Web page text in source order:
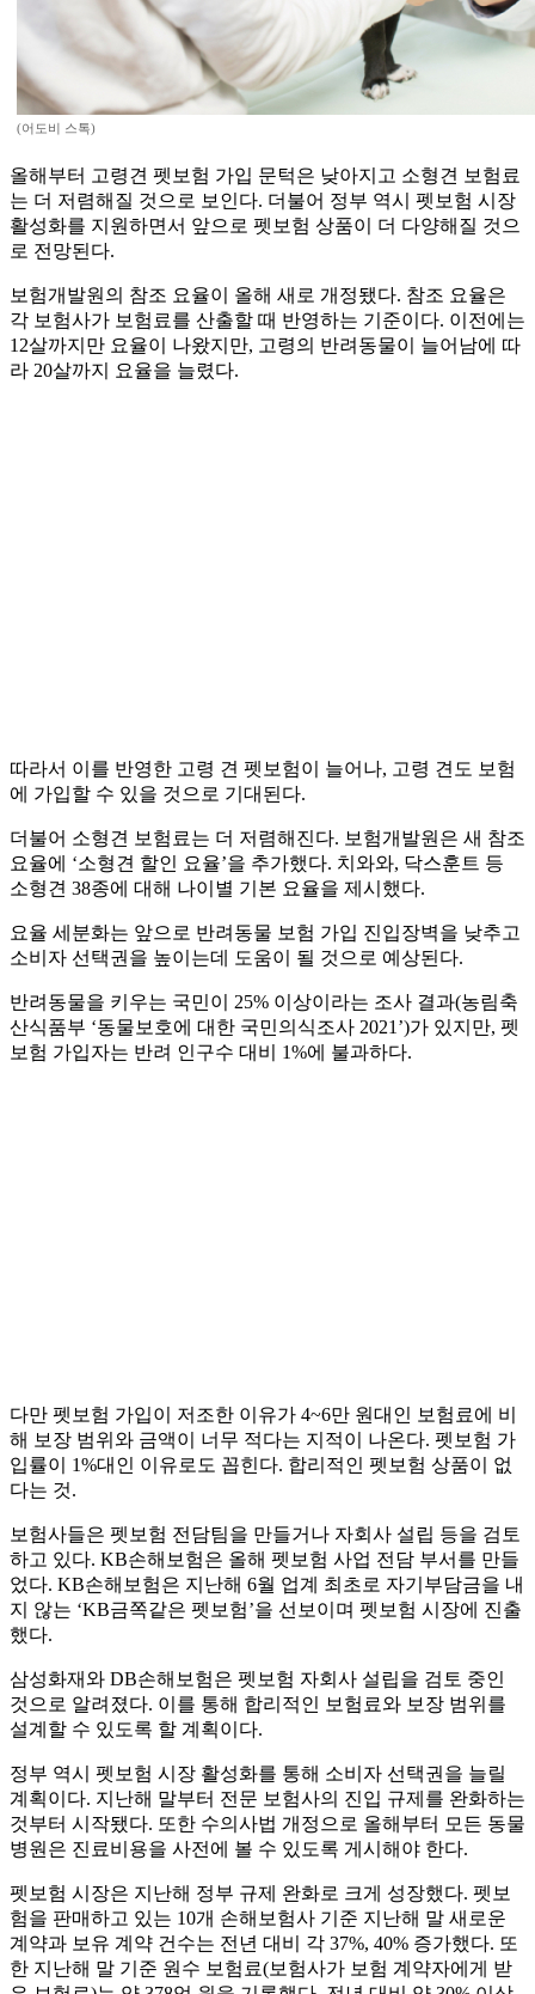
(어도비 스톡)
올해부터 고령견 펫보험 가입 문턱은 낮아지고 소형견 보험료
는 더 저렴해질 것으로 보인다. 더불어 정부 역시 펫보험 시장
활성화를 지원하면서 앞으로 펫보험 상품이 더 다양해질 것으
로 전망된다.
보험개발원의 참조 요율이 올해 새로 개정됐다. 참조 요율은
각 보험사가 보험료를 산출할 때 반영하는 기준이다. 이전에는
12살까지만 요율이 나왔지만, 고령의 반려동물이 늘어남에 따
라 20살까지 요율을 늘렸다.
따라서 이를 반영한 고령 견 펫보험이 늘어나, 고령 견도 보험
에 가입할 수 있을 것으로 기대된다.
더불어 소형견 보험료는 더 저렴해진다. 보험개발원은 새 참조
요율에 ‘소형견 할인 요율’을 추가했다. 치와와, 닥스훈트 등
소형견 38종에 대해 나이별 기본 요율을 제시했다.
요율 세분화는 앞으로 반려동물 보험 가입 진입장벽을 낮추고
소비자 선택권을 높이는데 도움이 될 것으로 예상된다.
반려동물을 키우는 국민이 25% 이상이라는 조사 결과(농림축
산식품부 ‘동물보호에 대한 국민의식조사 2021’)가 있지만, 펫
보험 가입자는 반려 인구수 대비 1%에 불과하다.
다만 펫보험 가입이 저조한 이유가 4~6만 원대인 보험료에 비
해 보장 범위와 금액이 너무 적다는 지적이 나온다. 펫보험 가
입률이 1%대인 이유로도 꼽힌다. 합리적인 펫보험 상품이 없
다는 것.
보험사들은 펫보험 전담팀을 만들거나 자회사 설립 등을 검토
하고 있다. KB손해보험은 올해 펫보험 사업 전담 부서를 만들
었다. KB손해보험은 지난해 6월 업계 최초로 자기부담금을 내
지 않는 ‘KB금쪽같은 펫보험’을 선보이며 펫보험 시장에 진출
했다.
삼성화재와 DB손해보험은 펫보험 자회사 설립을 검토 중인
것으로 알려졌다. 이를 통해 합리적인 보험료와 보장 범위를
설계할 수 있도록 할 계획이다.
정부 역시 펫보험 시장 활성화를 통해 소비자 선택권을 늘릴
계획이다. 지난해 말부터 전문 보험사의 진입 규제를 완화하는
것부터 시작됐다. 또한 수의사법 개정으로 올해부터 모든 동물
병원은 진료비용을 사전에 볼 수 있도록 게시해야 한다.
펫보험 시장은 지난해 정부 규제 완화로 크게 성장했다. 펫보
험을 판매하고 있는 10개 손해보험사 기준 지난해 말 새로운
계약과 보유 계약 건수는 전년 대비 각 37%, 40% 증가했다. 또
한 지난해 말 기준 원수 보험료(보험사가 보험 계약자에게 받